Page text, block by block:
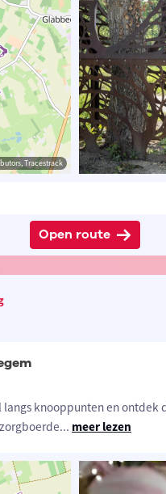
Tracestrack
Open route
knooppunten en
... meer lezen